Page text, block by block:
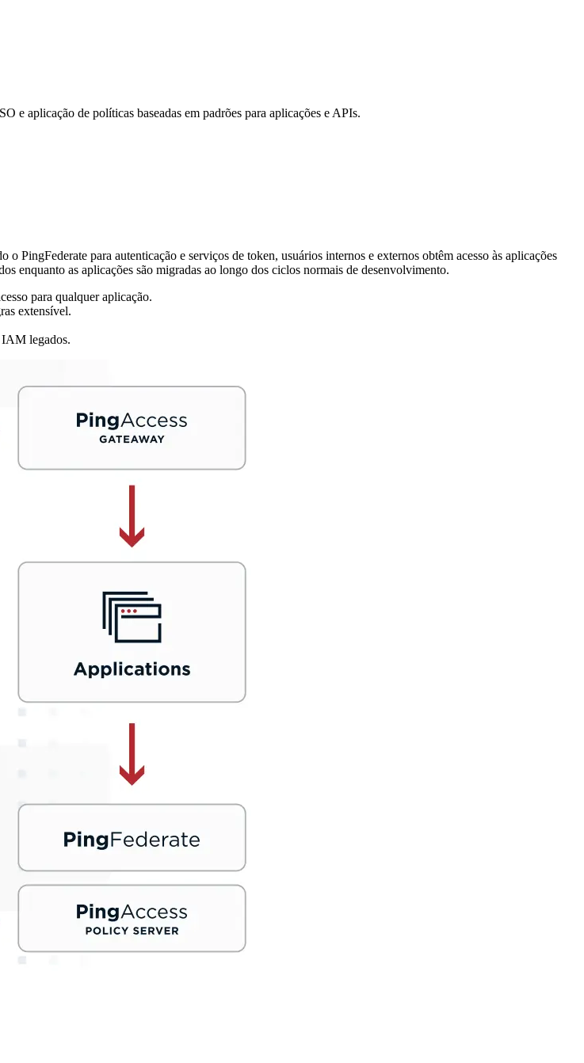
e aplicação de políticas baseadas em padrões para aplicações e APIs.
para autenticação e serviços de token, usuários internos e externos obtêm acesso às aplicações
enquanto as aplicações são migradas ao longo dos ciclos normais de desenvolvimento.
para qualquer aplicação.
extensível.
IAM legados.